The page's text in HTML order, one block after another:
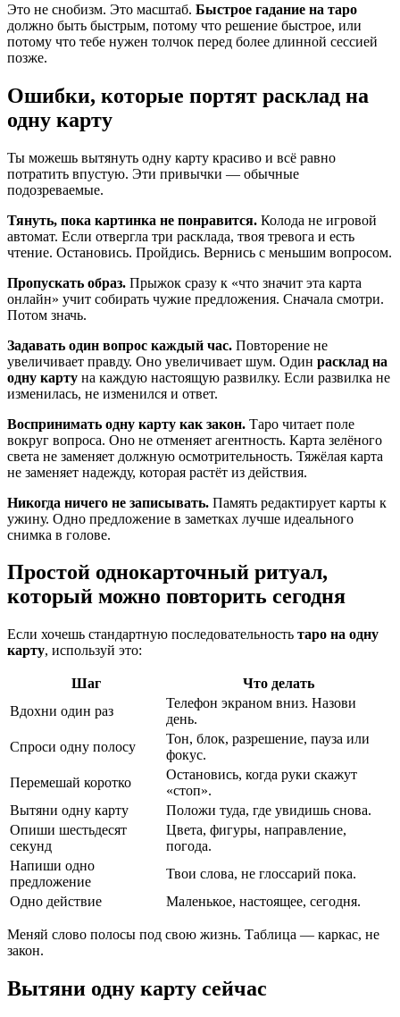
Это не снобизм. Это масштаб. Быстрое гадание на таро
должно быть быстрым, потому что решение быстрое, или
потому что тебе нужен толчок перед более длинной сессией
позже.
Ошибки, которые портят расклад на
одну карту
Ты можешь вытянуть одну карту красиво и всё равно
потратить впустую. Эти привычки — обычные
подозреваемые.
Тянуть, пока картинка не понравится. Колода не игровой
автомат. Если отвергла три расклада, твоя тревога и есть
чтение. Остановись. Пройдись. Вернись с меньшим вопросом.
Пропускать образ. Прыжок сразу к «что значит эта карта
онлайн» учит собирать чужие предложения. Сначала смотри.
Потом значь.
Задавать один вопрос каждый час. Повторение не
увеличивает правду. Оно увеличивает шум. Один расклад на
одну карту на каждую настоящую развилку. Если развилка не
изменилась, не изменился и ответ.
Воспринимать одну карту как закон. Таро читает поле
вокруг вопроса. Оно не отменяет агентность. Карта зелёного
света не заменяет должную осмотрительность. Тяжёлая карта
не заменяет надежду, которая растёт из действия.
Никогда ничего не записывать. Память редактирует карты к
ужину. Одно предложение в заметках лучше идеального
снимка в голове.
Простой однокарточный ритуал,
который можно повторить сегодня
Если хочешь стандартную последовательность таро на одну
карту, используй это:
Шаг
Что делать
Вдохни один раз
Телефон экраном вниз. Назови
день.
Спроси одну полосу
Тон, блок, разрешение, пауза или
фокус.
Перемешай коротко
Остановись, когда руки скажут
«стоп».
Вытяни одну карту
Положи туда, где увидишь снова.
Опиши шестьдесят
секунд
Цвета, фигуры, направление,
погода.
Напиши одно
предложение
Твои слова, не глоссарий пока.
Одно действие
Маленькое, настоящее, сегодня.
Меняй слово полосы под свою жизнь. Таблица — каркас, не
закон.
Вытяни одну карту сейчас